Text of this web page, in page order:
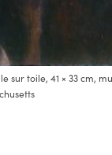
sur toile, 41 × 33 cm,